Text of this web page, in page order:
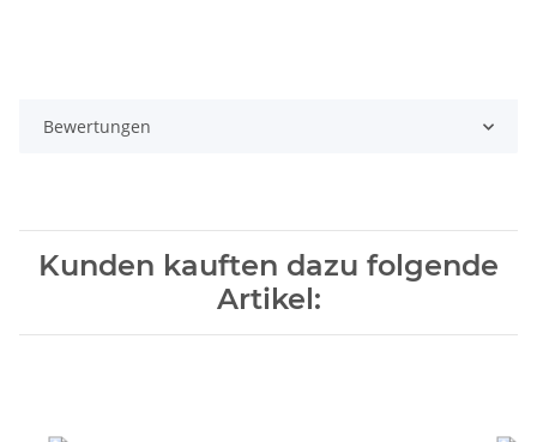
Bewertungen
Kunden kauften dazu folgende
Artikel: